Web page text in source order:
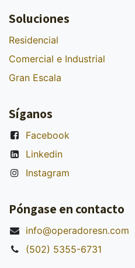
Soluciones
Residencial
Comercial e Industrial
Gran Escala
Síganos
Facebook
Linkedin
Instagram
Póngase en contacto
info@operadoresn.com
(502) 5355-6731